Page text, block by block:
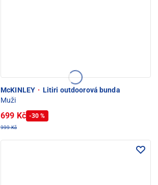
McKINLEY · Litiri outdoorová bunda
Muži
699 Kč -30 %
999 Kč